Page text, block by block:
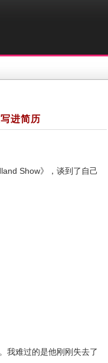
进简历
Show》，谈到了自己
我难过的是他刚刚失去了